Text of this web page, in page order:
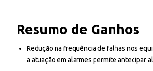
Resumo de Ganhos
Redução na frequência de falhas nos
a atuação em alarmes permite antecipar